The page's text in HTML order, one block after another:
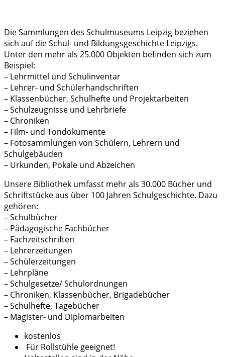
Die Sammlungen des Schulmuseums Leipzig beziehen
sich auf die Schul- und Bildungsgeschichte Leipzigs.
Unter den mehr als 25.000 Objekten befinden sich zum
Beispiel:
– Lehrmittel und Schulinventar
– Lehrer- und Schülerhandschriften
– Klassenbücher, Schulhefte und Projektarbeiten
– Schulzeugnisse und Lehrbriefe
– Chroniken
– Film- und Tondokumente
– Fotosammlungen von Schülern, Lehrern und
Schulgebäuden
– Urkunden, Pokale und Abzeichen
Unsere Bibliothek umfasst mehr als 30.000 Bücher und
Schriftstücke aus über 100 Jahren Schulgeschichte. Dazu
gehören:
– Schulbücher
– Pädagogische Fachbücher
– Fachzeitschriften
– Lehrerzeitungen
– Schülerzeitungen
– Lehrpläne
– Schulgesetze/ Schulordnungen
– Chroniken, Klassenbücher, Brigadebücher
– Schulhefte, Tagebücher
– Magister- und Diplomarbeiten
kostenlos
Für Rollstühle geeignet!